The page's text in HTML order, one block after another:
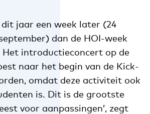
jaar een week later (24
dan de HOI-week
Het introductieconcert op de
naar het begin van de Kick-
omdat deze activiteit ook
is. Dit is de grootste
voor aanpassingen’, zegt